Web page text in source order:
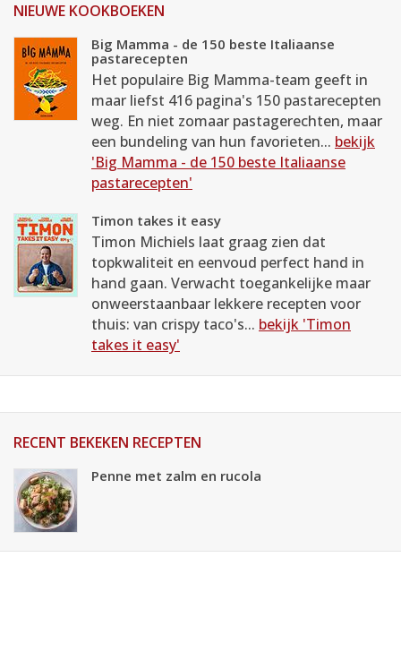
NIEUWE KOOKBOEKEN
Big Mamma - de 150 beste Italiaanse
pastarecepten
Het populaire Big Mamma-team geeft in
maar liefst 416 pagina's 150 pastarecepten
weg. En niet zomaar pastagerechten, maar
een bundeling van hun favorieten... bekijk
'Big Mamma - de 150 beste Italiaanse
pastarecepten'
Timon takes it easy
Timon Michiels laat graag zien dat
topkwaliteit en eenvoud perfect hand in
hand gaan. Verwacht toegankelijke maar
onweerstaanbaar lekkere recepten voor
thuis: van crispy taco's... bekijk 'Timon
takes it easy'
RECENT BEKEKEN RECEPTEN
Penne met zalm en rucola